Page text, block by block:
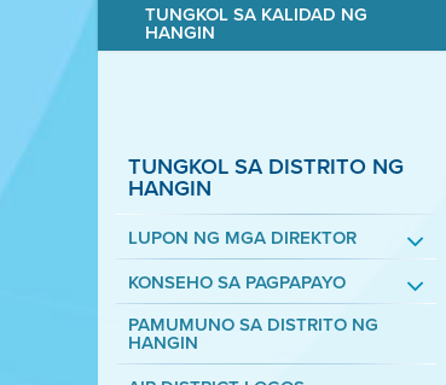
TUNGKOL SA KALIDAD NG
HANGIN
TUNGKOL SA DISTRITO NG
HANGIN
LUPON NG MGA DIREKTOR
KONSEHO SA PAGPAPAYO
PAMUMUNO SA DISTRITO NG
HANGIN